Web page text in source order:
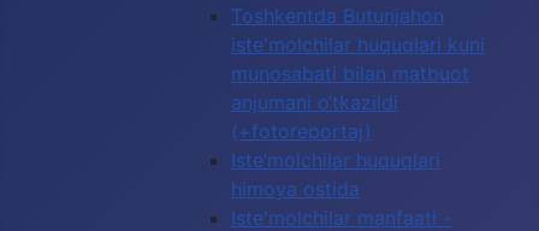
Toshkentda Butunjahon
iste'molchilar huquqlari kuni
munosabati bilan matbuot
anjumani o‘tkazildi
(+fotoreportaj)
Iste’molchilar huquqlari
himoya ostida
Iste'molchilar manfaati -